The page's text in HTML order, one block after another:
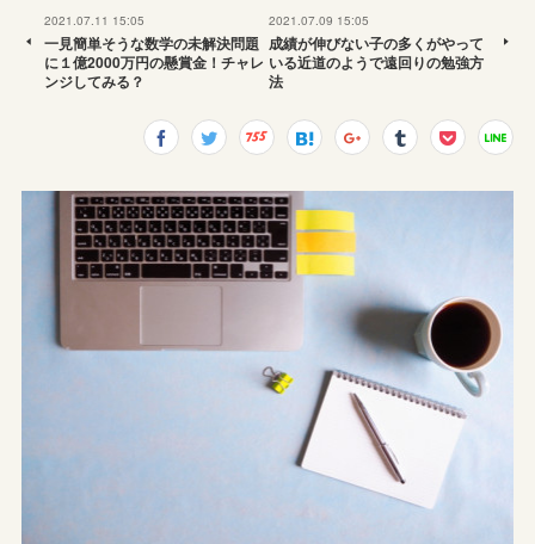
2021.07.11 15:05
一見簡単そうな数学の未解決問題
に１億2000万円の懸賞金！チャレ
ンジしてみる？
2021.07.09 15:05
成績が伸びない子の多くがやって
いる近道のようで遠回りの勉強方
法